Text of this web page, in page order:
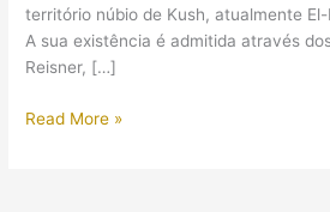
território núbio de Kush, atualmente
A sua existência é admitida através
Reisner, […]
Arqueólogo
Read More »